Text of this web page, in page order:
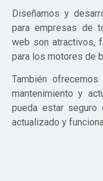
Diseñamos y
para empresas de
web son atractivos,
para los motores de
También
mantenimiento y
pueda estar
actualizado y